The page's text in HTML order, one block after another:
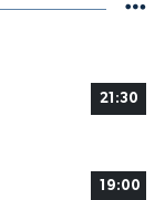
21:30
19:00